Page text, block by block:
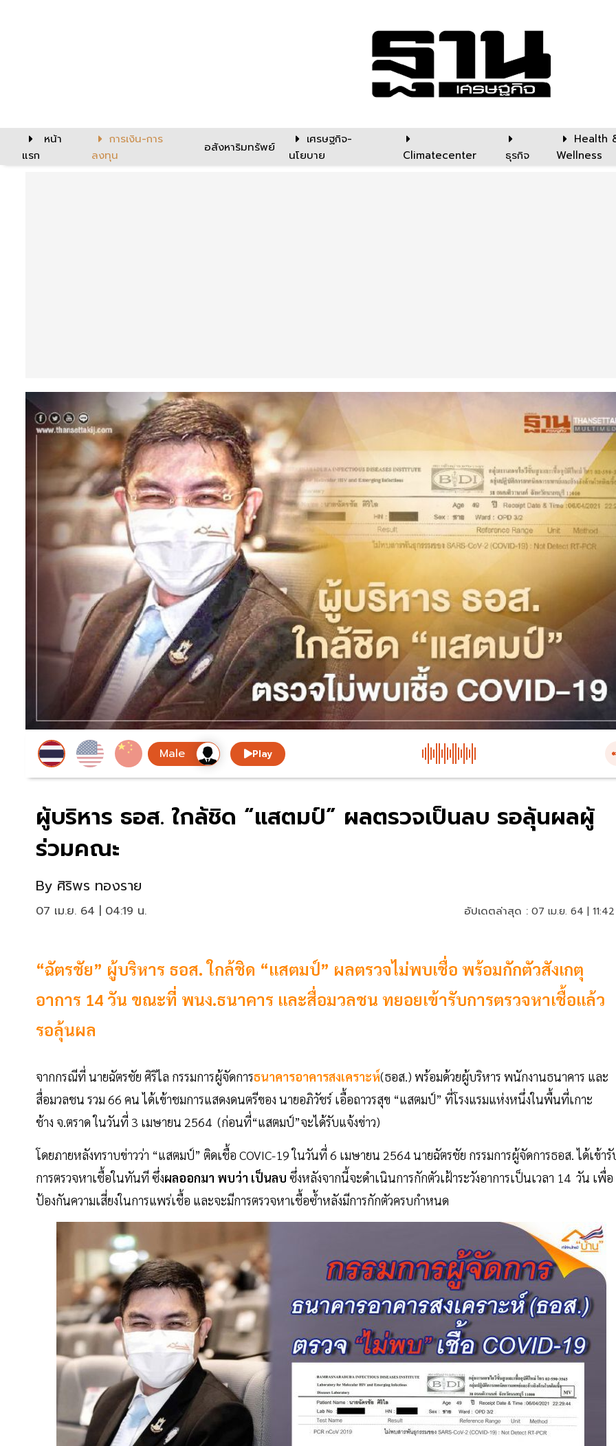
หน้า
แรก
การเงิน-การ
ลงทุน
อสังหาริมทรัพย์
เศรษฐกิจ-
นโยบาย
Climatecenter ธุรกิจ
Health
Wellness
Play
ผู้บริหาร ธอส. ใกล้ชิด “แสตมป์” ผลตรวจเป็นลบ รอลุ้นผลผู้
ร่วมคณะ
By ศิริพร ทองราย
07 เม.ย. 64 | 04:19 น. อัปเดตล่าสุด : 07 เม.ย. 64 |
“ฉัตรชัย” ผู้บริหาร ธอส. ใกล้ชิด “แสตมป์” ผลตรวจไม่พบเชื่อ พร้อมกักตัวสังเกตุ
อาการ 14 วัน ขณะที่ พนง.ธนาคาร และสื่อมวลชน ทยอยเข้ารับการตรวจหาเชื้อแล้ว
รอลุ้นผล
จากกรณีที่ นายฉัตรชัย ศิริไล กรรมการผู้จัดการธนาคารอาคารสงเคราะห์(ธอส.) พร้อมด้วยผู้บริหาร พนักงานธนาคาร และ
สื่อมวลชน รวม 66 คน ได้เข้าชมการแสดงดนตรีของ นายอภิวัชร์ เอื้อถาวรสุข “แสตมป์” ที่โรงแรมแห่งหนึ่งในพื้นที่เกาะ
ช้าง จ.ตราด ในวันที่ 3 เมษายน 2564 (ก่อนที่“แสตมป์”จะได้รับแจ้งข่าว)
โดยภายหลังทราบข่าวว่า “แสตมป์” ติดเชื้อ COVIC-19 ในวันที่ 6 เมษายน 2564 นายฉัตรชัย กรรมการผู้จัดการธอส. ได้เข้ารั
การตรวจหาเชื้อในทันที ซึ่งผลออกมา พบว่า เป็นลบ ซึ่งหลังจากนี้จะดำเนินการกักตัวเฝ้าระวังอาการเป็นเวลา 14 วัน เพื่อ
ป้องกันความเสี่ยงในการแพร่เชื้อ และจะมีการตรวจหาเชื้อซ้ำหลังมีการกักตัวครบกำหนด